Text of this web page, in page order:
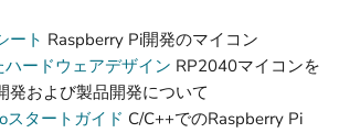
ート Raspberry Pi開発のマイコン
ードウェアデザイン RP2040マイコンを
発および製品開発について
スタートガイド C/C++でのRaspberry Pi